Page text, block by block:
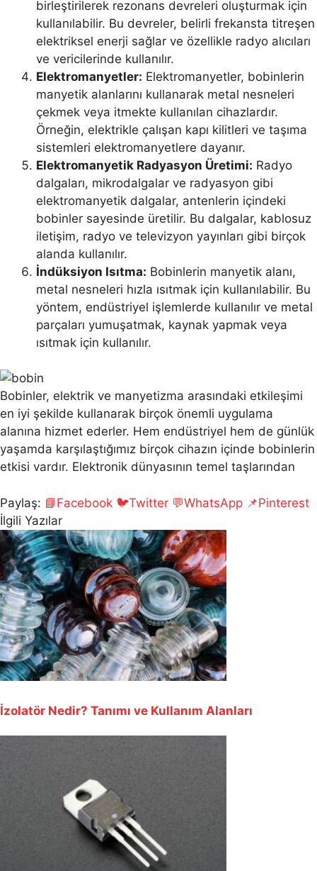
birleştirilerek rezonans devreleri oluşturmak için
kullanılabilir. Bu devreler, belirli frekansta titreşen
elektriksel enerji sağlar ve özellikle radyo alıcıları
ve vericilerinde kullanılır.
Elektromanyetler: Elektromanyetler, bobinlerin
manyetik alanlarını kullanarak metal nesneleri
çekmek veya itmekte kullanılan cihazlardır.
Örneğin, elektrikle çalışan kapı kilitleri ve taşıma
sistemleri elektromanyetlere dayanır.
Elektromanyetik Radyasyon Üretimi: Radyo
dalgaları, mikrodalgalar ve radyasyon gibi
elektromanyetik dalgalar, antenlerin içindeki
bobinler sayesinde üretilir. Bu dalgalar, kablosuz
iletişim, radyo ve televizyon yayınları gibi birçok
alanda kullanılır.
İndüksiyon Isıtma: Bobinlerin manyetik alanı,
metal nesneleri hızla ısıtmak için kullanılabilir. Bu
yöntem, endüstriyel işlemlerde kullanılır ve metal
parçaları yumuşatmak, kaynak yapmak veya
ısıtmak için kullanılır.
Bobinler, elektrik ve manyetizma arasındaki etkileşimi
en iyi şekilde kullanarak birçok önemli uygulama
alanına hizmet ederler. Hem endüstriyel hem de günlük
yaşamda karşılaştığımız birçok cihazın içinde bobinlerin
etkisi vardır. Elektronik dünyasının temel taşlarından
Paylaş: 📘 Facebook 🐦Twitter 💬WhatsApp 📌Pinterest
İlgili Yazılar
İzolatör Nedir? Tanımı ve Kullanım Alanları